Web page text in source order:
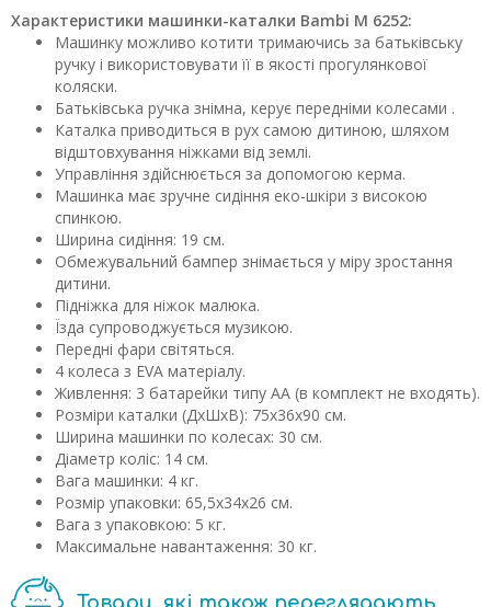
Характеристики машинки-каталки Bambi M 6252:
Машинку можливо котити тримаючись за батьківську
ручку і використовувати її в якості прогулянкової
коляски.
Батьківська ручка знімна, керує передніми колесами .
Каталка приводиться в рух самою дитиною, шляхом
відштовхування ніжками від землі.
Управління здійснюється за допомогою керма.
Машинка має зручне сидіння еко-шкіри з високою
спинкою.
Ширина сидіння: 19 см.
Обмежувальний бампер знімається у міру зростання
дитини.
Підніжка для ніжок малюка.
Їзда супроводжується музикою.
Передні фари світяться.
4 колеса з EVA матеріалу.
Живлення: 3 батарейки типу АА (в комплект не входять).
Розміри каталки (ДхШхВ): 75х36х90 см.
Ширина машинки по колесах: 30 см.
Діаметр коліс: 14 см.
Вага машинки: 4 кг.
Розмір упаковки: 65,5х34х26 см.
Вага з упаковкою: 5 кг.
Максимальне навантаження: 30 кг.
Товари, які також переглядають